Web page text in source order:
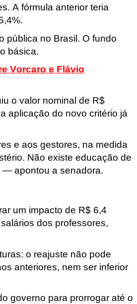
A fórmula anterior teria
pública no Brasil. O fundo
básica.
Vorcaro e Flávio
o valor nominal de R$
aplicação do novo critério já
e aos gestores, na medida
Não existe educação de
— apontou a senadora.
um impacto de R$ 6,4
dos professores,
o reajuste não pode
anteriores, nem ser inferior
governo para prorrogar até o